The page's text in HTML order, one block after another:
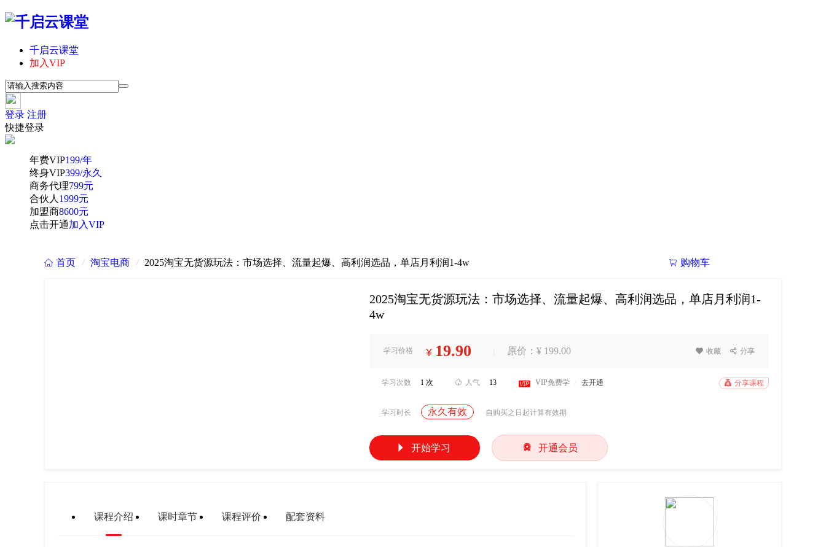
千启云课堂
加入VIP
登录 注册
快捷登录
年费VIP199/年
终身VIP399/永久
商务代理799元
合伙人 1999元
加盟商8600元
点击开通加入VIP
 购物车
 首页 / 淘宝电商 / 2025淘宝无货源玩法：市场选择、流量起爆、高利润选品，单店月利润1-4w
2025淘宝无货源玩法：市场选择、流量起爆、高利润选品，单店月利润1-
4w
学习价格 ¥ 19.90 原价：¥ 199.00  收藏  分享
学习次数 1 次  人气 13  VIP免费学 去开通  分享课程
学习时长 永久有效 自购买之日起计算有效期
 开始学习  开通会员
课程介绍 课时章节 课程评价 配套资料